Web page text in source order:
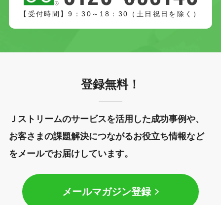
【受付時間】9：30～18：30（土日祝日を除く）
登録無料！
Ｊストリームのサービスを活用した成功事例や、
お客さまの課題解決につながるお役立ち情報など
をメールでお届けしています。
メールマガジン登録